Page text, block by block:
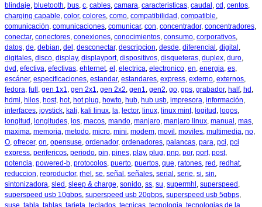
blindaje, bluetooth, bus, c, cables, camara, caracteristicas, caudal , cd , centos,
charging capable, color, colores, como, compatibilidad , compatible,
comunicación, comunicaciones, comunicar, con, concentrador, concentradores,
conectar, conectores, conexiones, conocimientos, consumo, corporativos,
datos, de, debian, del , desconectar, descripcion, desde, diferencial , digital ,
digitales, disco, display, displayport, dispositivos, disqueteras, duplex, duro,
dvd , efectiva, efectivas, ehternet, el , electrica, electronico, en, energia, es,
escáner, especificaciones, estandar, estandares, express, externo, externos,
fedora, full , gen 1x1, gen 2x1, gen 2x2, gen1, gen2, go, gps, grabador, half, hd ,
hdmi, hilos, host, hot, hot plug, howto, hub, hub usb, impresora, información,
interfaces, joystick, kali, kali linux, la, lector, linux, linux mint, logitud , logos,
longitud , longitudes, los, macos, mando, manjaro, manjaro linux, manual , mas,
maxima, memoria, metodo, micro, mini, modem, movil , moviles, multimedia, no,
O, ofrecer, on, opensuse, ordenador, ordenadores, palancas, para, pci, pci
express, perifericos, periodo, pin, pines, play, plug, pnp, por, port, post,
potencia, powered-b, protocolos, puerto, puertos, que, ratones, red , redhat,
reduccion, reproductor, rhel , se, señal , señales, serial , serie, si, sin,
sintonizadora, sled , sleep & charge, sonido, ss, su, supermhl , superspeed ,
superspeed usb 10gbps, superspeed usb 20gbps, superspeed usb 5gbps,
suse tabla tablas tarjeta teclados tecnicas tecnologia tecnologias de la